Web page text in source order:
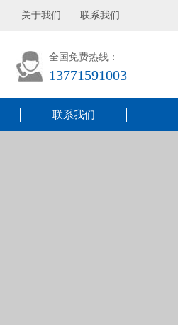
关于我们 联系我们
全国免费热线：
13771591003
联系我们